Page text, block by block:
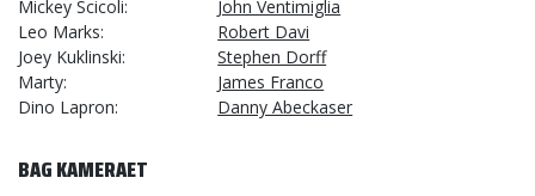
Mickey Scicoli
John Ventimiglia
Leo Marks
Robert Davi
Joey Kuklinski
Stephen Dorff
Marty
James Franco
Dino Lapron
Danny Abeckaser
BAG KAMERAET